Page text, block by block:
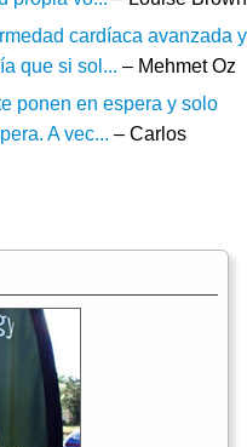
cardíaca avanzada y
que si sol... – Mehmet Oz
ponen en espera y solo
A vec... – Carlos